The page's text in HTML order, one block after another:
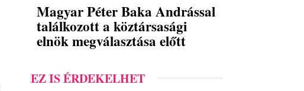
Magyar Péter Baka Andrással
találkozott a köztársasági
elnök megválasztása előtt
EZ IS ÉRDEKELHET